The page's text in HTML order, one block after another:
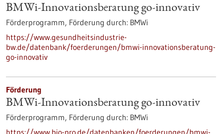
BMWi-Innovationsberatung go-innovativ
Förderprogramm, Förderung durch: BMWi
https://www.gesundheitsindustrie-
bw.de/datenbank/foerderungen/bmwi-innovationsberatung-
go-innovativ
Förderung
BMWi-Innovationsberatung go-innovativ
Förderprogramm, Förderung durch: BMWi
https://www.bio-pro.de/datenbanken/foerderungen/bmwi-